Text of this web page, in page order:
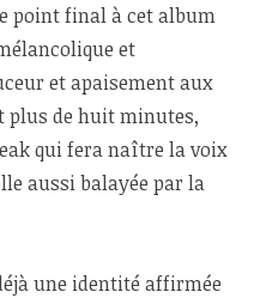
point final à cet album
et
et apaisement aux
plus de huit minutes,
qui fera naître la voix
aussi balayée par la
une identité affirmée